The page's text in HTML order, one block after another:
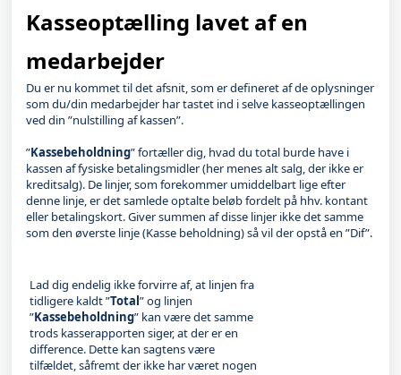
Kasseoptælling lavet af en
medarbejder
Du er nu kommet til det afsnit, som er defineret af de oplysninger
som du/din medarbejder har tastet ind i selve kasseoptællingen
ved din ”nulstilling af kassen”.
”Kassebeholdning” fortæller dig, hvad du total burde have i
kassen af fysiske betalingsmidler (her menes alt salg, der ikke er
kreditsalg). De linjer, som forekommer umiddelbart lige efter
denne linje, er det samlede optalte beløb fordelt på hhv. kontant
eller betalingskort. Giver summen af disse linjer ikke det samme
som den øverste linje (Kasse beholdning) så vil der opstå en ”Dif”.
Lad dig endelig ikke forvirre af, at linjen fra
tidligere kaldt ”Total” og linjen
”Kassebeholdning” kan være det samme
trods kasserapporten siger, at der er en
difference. Dette kan sagtens være
tilfældet, såfremt der ikke har været nogen